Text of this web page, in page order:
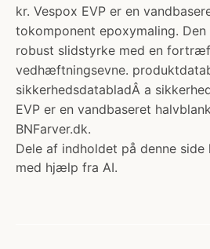
kr. Vespox EVP er en
tokomponent epoxymaling. Den
robust slidstyrke med en
vedhæftningsevne.
sikkerhedsdatabladÂ a
EVP er en vandbaseret
BNFarver.dk.
Dele af indholdet på denne
med hjælp fra AI.